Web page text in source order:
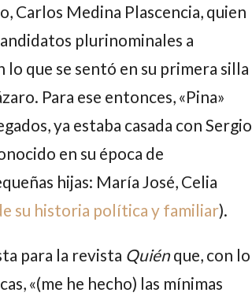
Carlos Medina Plascencia, quien
plurinominales a
que se sentó en su primera silla
Para ese entonces, «Pina»
ya estaba casada con Sergio
en su época de
hijas: María José, Celia
su historia política y familiar).
para la revista Quiénque, con lo
«(me he hecho) las mínimas